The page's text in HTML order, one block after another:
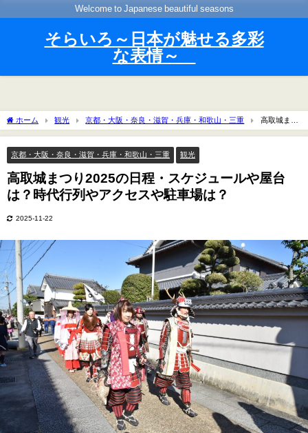
Welcome to Japanese beautiful seasons
そらいろ～日本が魅せる多彩
な表情～
ホーム 観光 京都・大阪・奈良・滋賀・兵庫・和歌山・三重
高取城まつ
り2025の日程・スケジュールや屋台は？時代行列やアクセスや駐車場は？
京都・大阪・奈良・滋賀・兵庫・和歌山・三重 観光
高取城まつり2025の日程・スケジュールや屋台
は？時代行列やアクセスや駐車場は？
2025-11-22